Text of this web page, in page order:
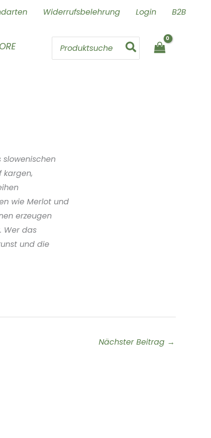
Widerrufsbelehrung Login B2B
Search
slowenischen
kargen,
wie Merlot und
erzeugen
Wer das
und die
Nächster Beitrag →